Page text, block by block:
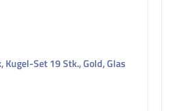
Set 19 Stk., Gold, Glas